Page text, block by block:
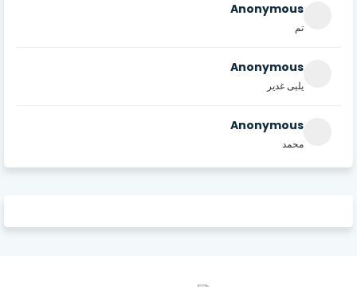
Anonymous
تم
Anonymous
يلبى غدير
Anonymous
محمد